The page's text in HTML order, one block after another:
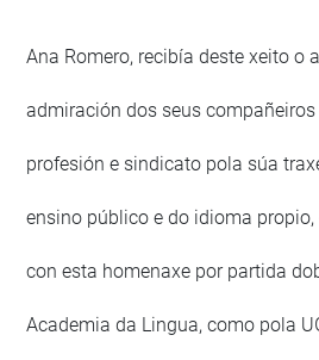
Ana Romero, recibía deste xeito o
admiración dos seus
profesión e sindicato pola súa
ensino público e do idioma propio,
con esta homenaxe por partida
Academia da Lingua, como pola